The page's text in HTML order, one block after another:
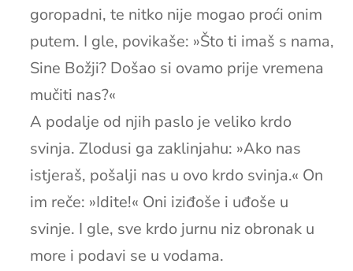
goropadni, te nitko nije mogao proći onim
putem. I gle, povikaše: »Što ti imaš s nama,
Sine Božji? Došao si ovamo prije vremena
mučiti nas?«
A podalje od njih paslo je veliko krdo
svinja. Zlodusi ga zaklinjahu: »Ako nas
istjeraš, pošalji nas u ovo krdo svinja.« On
im reče: »Idite!« Oni iziđoše i uđoše u
svinje. I gle, sve krdo jurnu niz obronak u
more i podavi se u vodama.